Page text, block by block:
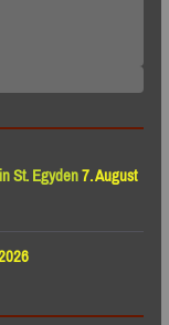
St. Egyden7. August